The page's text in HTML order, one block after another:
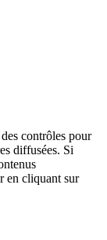
contrôles pour
diffusées. Si
en cliquant sur